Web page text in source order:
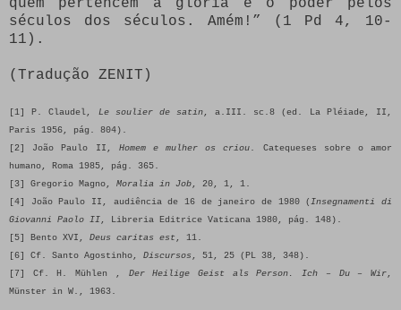
quem pertencem a glória e o poder pelos
séculos dos séculos. Amém!” (1 Pd 4, 10-
11).
(Tradução ZENIT)
[1] P. Claudel, Le soulier de satin, a.III. sc.8 (ed. La Pléiade, II,
Paris 1956, pág. 804).
[2] João Paulo II, Homem e mulher os criou. Catequeses sobre o amor
humano, Roma 1985, pág. 365.
[3] Gregorio Magno, Moralia in Job, 20, 1, 1.
[4] João Paulo II, audiência de 16 de janeiro de 1980 (Insegnamenti di
Giovanni Paolo II, Libreria Editrice Vaticana 1980, pág. 148).
[5] Bento XVI, Deus caritas est, 11.
[6] Cf. Santo Agostinho, Discursos, 51, 25 (PL 38, 348).
[7] Cf. H. Mühlen , Der Heilige Geist als Person. Ich – Du – Wir,
Münster in W., 1963.